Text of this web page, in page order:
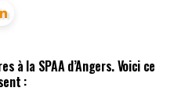
à la SPAA d’Angers. Voici ce
: